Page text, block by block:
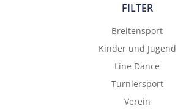
FILTER
Breitensport
Kinder und Jugend
Line Dance
Turniersport
Verein